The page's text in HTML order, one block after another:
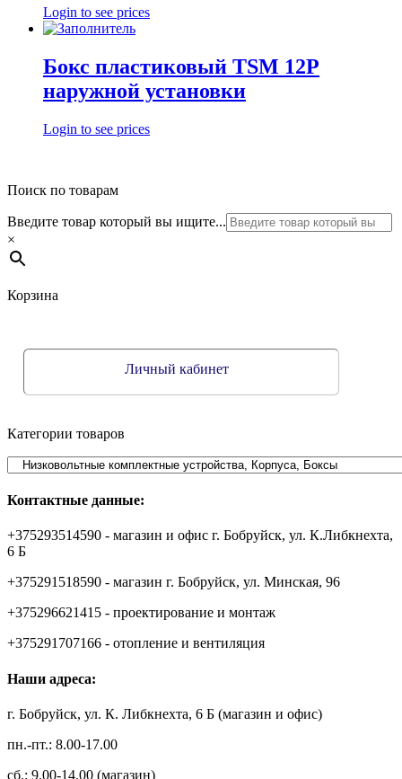
Login to see prices
Бокс пластиковый TSM 12P
наружной установки
Login to see prices
Поиск по товарам
Введите товар который вы ищите...
×
Корзина
Личный кабинет
Категории товаров
Контактные данные:
+375293514590 - магазин и офис г. Бобруйск, ул. К.Либкнехта,
6 Б
+375291518590 - магазин г. Бобруйск, ул. Минская, 96
+375296621415 - проектирование и монтаж
+375291707166 - отопление и вентиляция
Наши адреса:
г. Бобруйск, ул. К. Либкнехта, 6 Б (магазин и офис)
пн.-пт.: 8.00-17.00
сб.: 9.00-14.00 (магазин)